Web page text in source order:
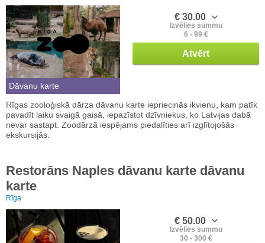
Dāvanu karte
€ 30.00
Izvēlies summu
6 - 99 €
Atvērt
Rīgas zooloģiskā dārza dāvanu karte iepriecinās ikvienu, kam patīk
pavadīt laiku svaigā gaisā, iepazīstot dzīvniekus, ko Latvijas dabā
nevar sastapt. Zoodārzā iespējams piedalīties arī izglītojošās
ekskursijās.
Restorāns Naples dāvanu karte dāvanu
karte
Rīga
€ 50.00
Izvēlies summu
30 - 300 €